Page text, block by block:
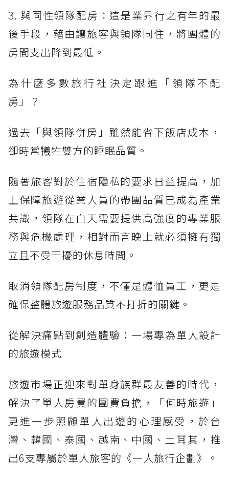
3. 與同性領隊配房：這是業界行之有年的最
後手段，藉由讓旅客與領隊同住，將團體的
房間支出降到最低。
為什麼多數旅行社決定跟進「領隊不配
房」？
過去「與領隊併房」雖然能省下飯店成本，
卻時常犧牲雙方的睡眠品質。
隨著旅客對於住宿隱私的要求日益提高，加
上保障旅遊從業人員的帶團品質已成為產業
共識，領隊在白天需要提供高強度的專業服
務與危機處理，相對而言晚上就必須擁有獨
立且不受干擾的休息時間。
取消領隊配房制度，不僅是體恤員工，更是
確保整體旅遊服務品質不打折的關鍵。
從解決痛點到創造體驗：一場專為單人設計
的旅遊模式
旅遊市場正迎來對單身族群最友善的時代，
解決了單人房費的團費負擔，「何時旅遊」
更進一步照顧單人出遊的心理感受，於台
灣、韓國、泰國、越南、中國、土耳其，推
出6支專屬於單人旅客的《一人旅行企劃》。